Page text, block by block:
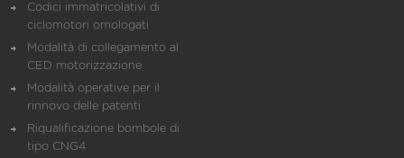
Codici immatricolativi di
ciclomotori omologati
Modalità di collegamento al
CED motorizzazione
Modalità operative per il
rinnovo delle patenti
Riqualificazione bombole di
tipo CNG4